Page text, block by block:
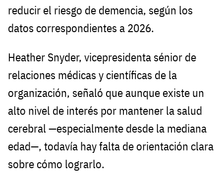
reducir el riesgo de demencia, según los
datos correspondientes a 2026.
Heather Snyder, vicepresidenta sénior de
relaciones médicas y científicas de la
organización, señaló que aunque existe un
alto nivel de interés por mantener la salud
cerebral —especialmente desde la mediana
edad—, todavía hay falta de orientación clara
sobre cómo lograrlo.